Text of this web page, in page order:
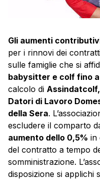
Gli aumenti
per i rinnovi dei
sulle famiglie che si
babysitter e colf fino a
calcolo di
Datori di Lavoro
della Sera.
escludere il comparto
aumento dello 0,5% in
del contratto a tempo
somministrazione.
disposizione si applichi